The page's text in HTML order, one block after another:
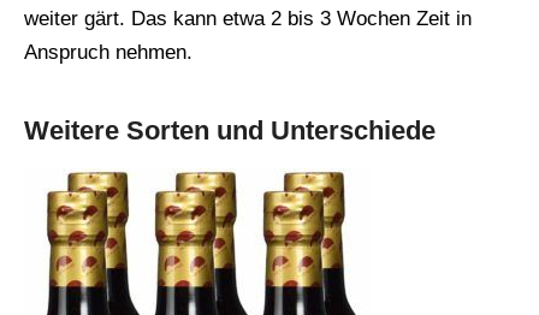
weiter gärt. Das kann etwa 2 bis 3 Wochen Zeit in
Anspruch nehmen.
Weitere Sorten und Unterschiede